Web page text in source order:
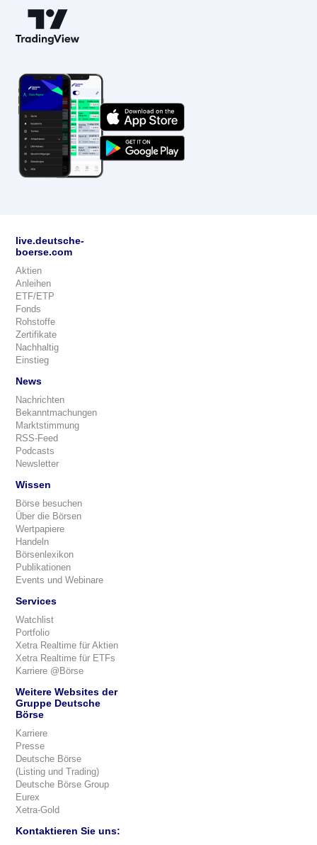
live.deutsche-
boerse.com
Aktien
Anleihen
ETF/ETP
Fonds
Rohstoffe
Zertifikate
Nachhaltig
Einstieg
News
Nachrichten
Bekanntmachungen
Marktstimmung
RSS-Feed
Podcasts
Newsletter
Wissen
Börse besuchen
Über die Börsen
Wertpapiere
Handeln
Börsenlexikon
Publikationen
Events und Webinare
Services
Watchlist
Portfolio
Xetra Realtime für Aktien
Xetra Realtime für ETFs
Karriere @Börse
Weitere Websites der
Gruppe Deutsche
Börse
Karriere
Presse
Deutsche Börse
(Listing und Trading)
Deutsche Börse Group
Eurex
Xetra-Gold
Kontaktieren Sie uns: